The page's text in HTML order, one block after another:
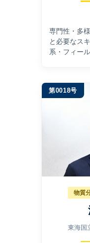
専⾨性・多
と必要なス
系・フィー
第0018号
物質
東海国